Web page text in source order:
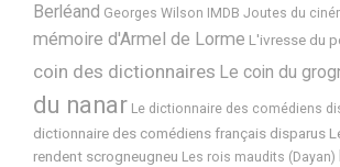
Berléand Georges Wilson IMDB Joutes du
mémoire d'Armel de Lorme L'ivresse du
coin des dictionnaires Le coin du
du nanar Le dictionnaire des comédiens
dictionnaire des comédiens français disparus
rendent scrogneugneu Les rois maudits (Dayan)